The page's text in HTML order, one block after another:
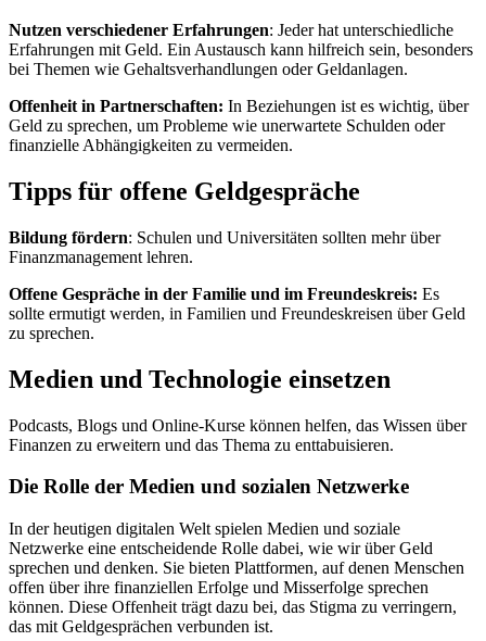
Nutzen verschiedener Erfahrungen: Jeder hat unterschiedliche
Erfahrungen mit Geld. Ein Austausch kann hilfreich sein, besonders
bei Themen wie Gehaltsverhandlungen oder Geldanlagen.
Offenheit in Partnerschaften: In Beziehungen ist es wichtig, über
Geld zu sprechen, um Probleme wie unerwartete Schulden oder
finanzielle Abhängigkeiten zu vermeiden.
Tipps für offene Geldgespräche
Bildung fördern: Schulen und Universitäten sollten mehr über
Finanzmanagement lehren.
Offene Gespräche in der Familie und im Freundeskreis: Es
sollte ermutigt werden, in Familien und Freundeskreisen über Geld
zu sprechen.
Medien und Technologie einsetzen
Podcasts, Blogs und Online-Kurse können helfen, das Wissen über
Finanzen zu erweitern und das Thema zu enttabuisieren.
Die Rolle der Medien und sozialen Netzwerke
In der heutigen digitalen Welt spielen Medien und soziale
Netzwerke eine entscheidende Rolle dabei, wie wir über Geld
sprechen und denken. Sie bieten Plattformen, auf denen Menschen
offen über ihre finanziellen Erfolge und Misserfolge sprechen
können. Diese Offenheit trägt dazu bei, das Stigma zu verringern,
das mit Geldgesprächen verbunden ist.